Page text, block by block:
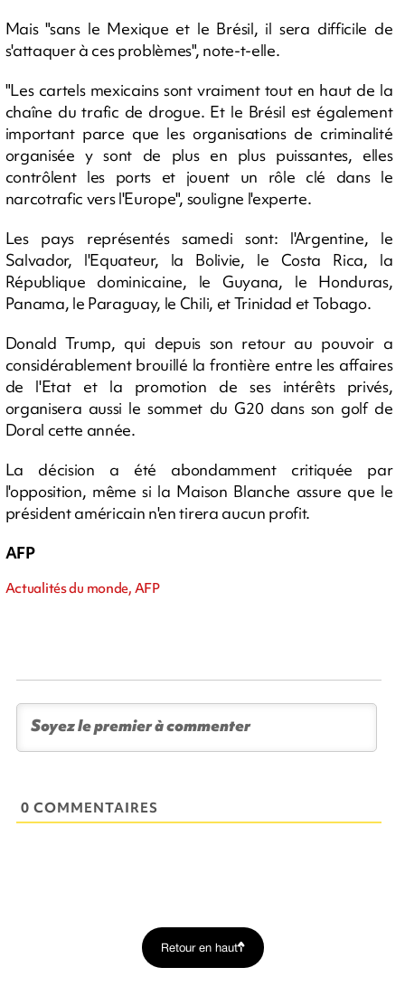
Mais "sans le Mexique et le Brésil, il sera difficile de
s'attaquer à ces problèmes", note-t-elle.
"Les cartels mexicains sont vraiment tout en haut de la
chaîne du trafic de drogue. Et le Brésil est également
important parce que les organisations de criminalité
organisée y sont de plus en plus puissantes, elles
contrôlent les ports et jouent un rôle clé dans le
narcotrafic vers l'Europe", souligne l'experte.
Les pays représentés samedi sont: l'Argentine, le
Salvador, l'Equateur, la Bolivie, le Costa Rica, la
République dominicaine, le Guyana, le Honduras,
Panama, le Paraguay, le Chili, et Trinidad et Tobago.
Donald Trump, qui depuis son retour au pouvoir a
considérablement brouillé la frontière entre les affaires
de l'Etat et la promotion de ses intérêts privés,
organisera aussi le sommet du G20 dans son golf de
Doral cette année.
La décision a été abondamment critiquée par
l'opposition, même si la Maison Blanche assure que le
président américain n'en tirera aucun profit.
AFP
Actualités du monde, AFP
0 COMMENTAIRES
Retour en haut